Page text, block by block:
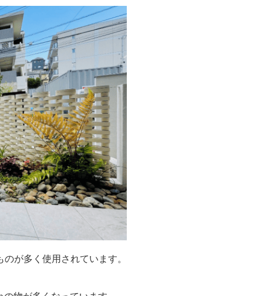
が多く使用されています。